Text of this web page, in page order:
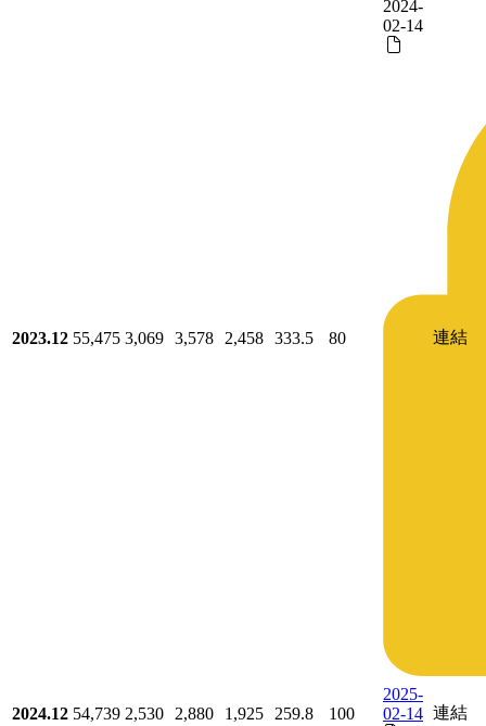
2023.12 55,475 3,069 3,578 2,458 333.5 80
2024-
02-14
連結
2024.12 54,739 2,530 2,880 1,925 259.8 100
2025-
02-14 連結